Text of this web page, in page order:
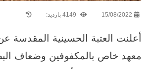
15/08/2022
أعلنت العتبة الحسينية المقدسة
معهد خاص بالمكفوفين وضعاف